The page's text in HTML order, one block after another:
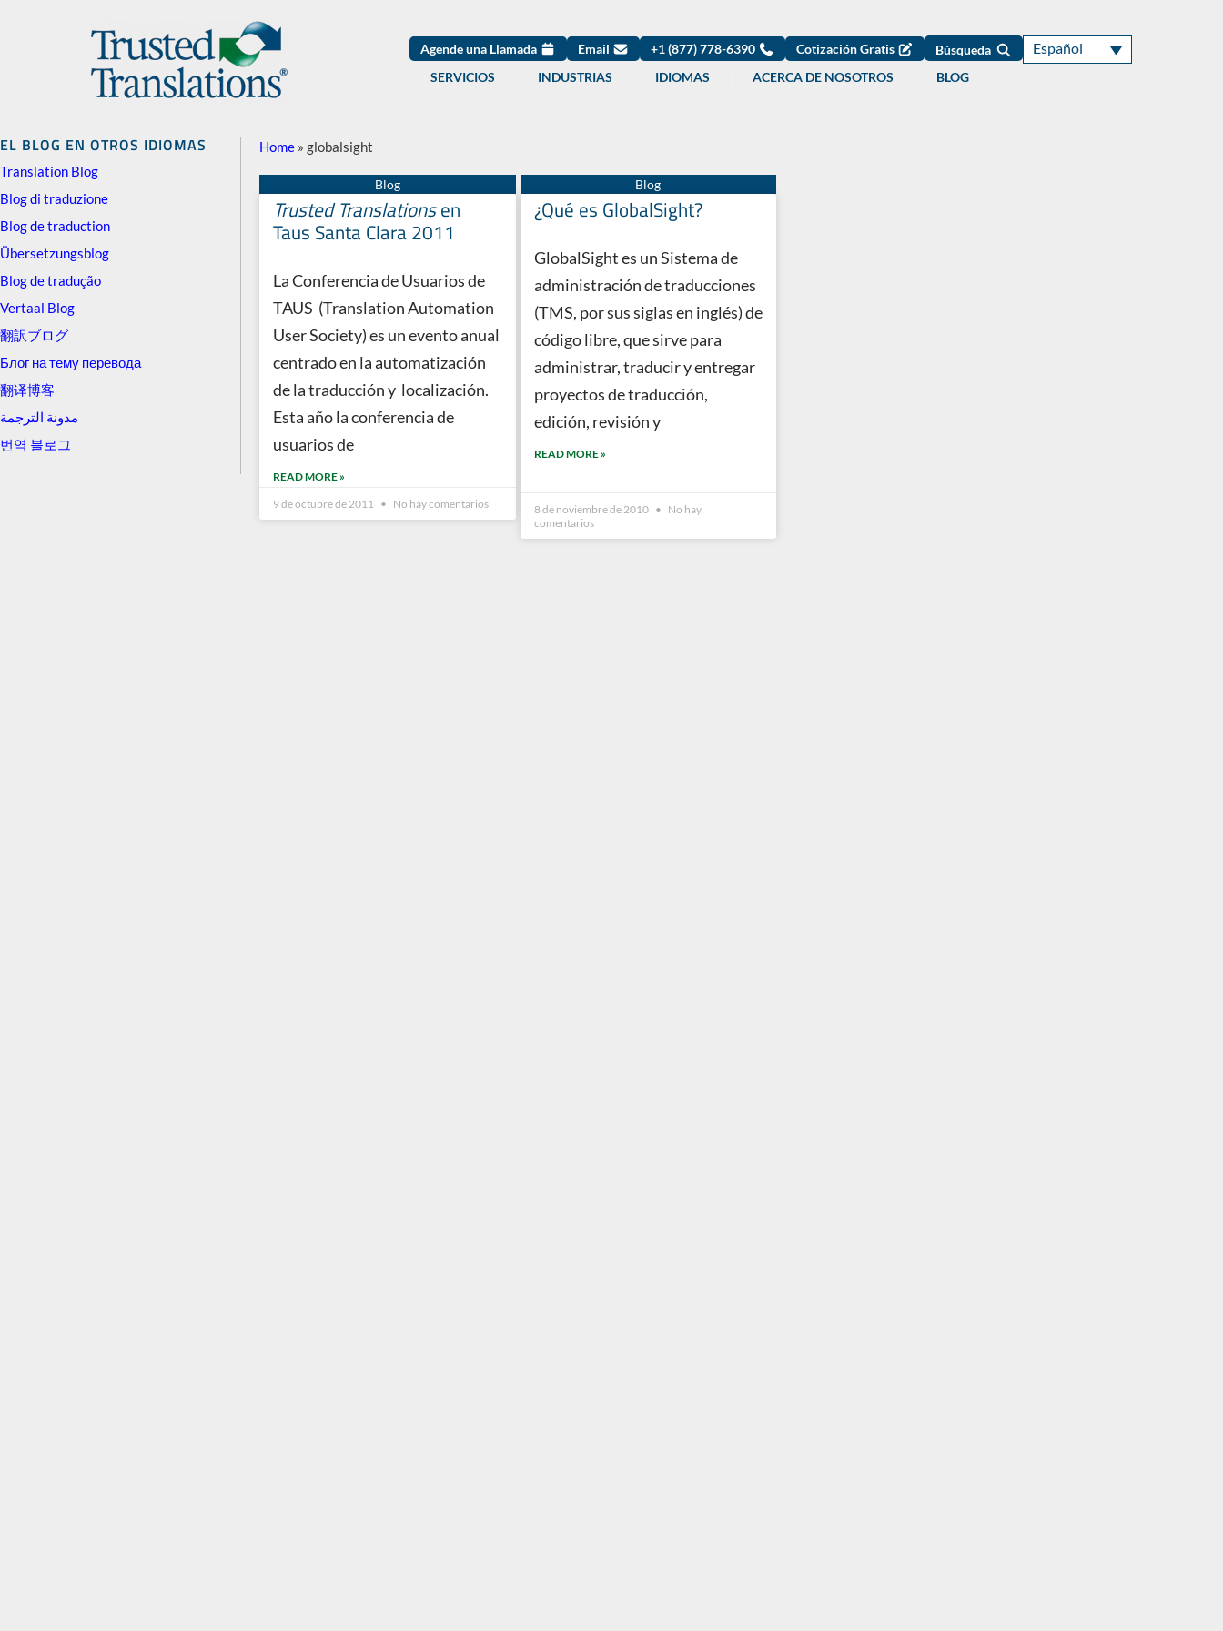
Agende una Llamada Email +1 (877) 778-6390 Cotización Gratis Búsqueda Español
SERVICIOS INDUSTRIAS IDIOMAS ACERCA DE NOSOTROS BLOG
EL BLOG EN OTROS IDIOMAS
Translation Blog
Blog di traduzione
Blog de traduction
Übersetzungsblog
Blog de tradução
Vertaal Blog
翻訳ブログ
Блог на тему перевода
翻译博客
مدونة الترجمة
번역 블로그
Home » globalsight
Trusted Translationsen
Taus Santa Clara 2011
La Conferencia de Usuarios de
TAUS (Translation Automation
User Society) es un evento anual
centrado en la automatización
de la traducción y localización.
Esta año la conferencia de
usuarios de
READ MORE »
9 de octubre de 2011
No hay comentarios
¿Qué es GlobalSight?
GlobalSight es un Sistema de
administración de traducciones
(TMS, por sus siglas en inglés) de
código libre, que sirve para
administrar, traducir y entregar
proyectos de traducción,
edición, revisión y
READ MORE »
8 de noviembre de 2010
No hay
comentarios